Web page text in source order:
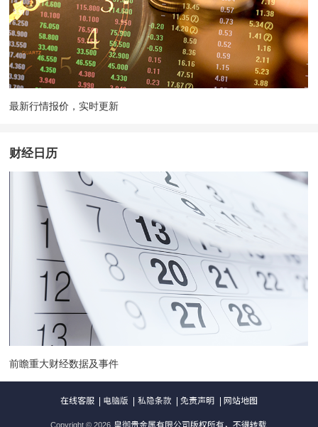
最新行情报价，实时更新
财经日历
前瞻重大财经数据及事件
Copyright ©2026